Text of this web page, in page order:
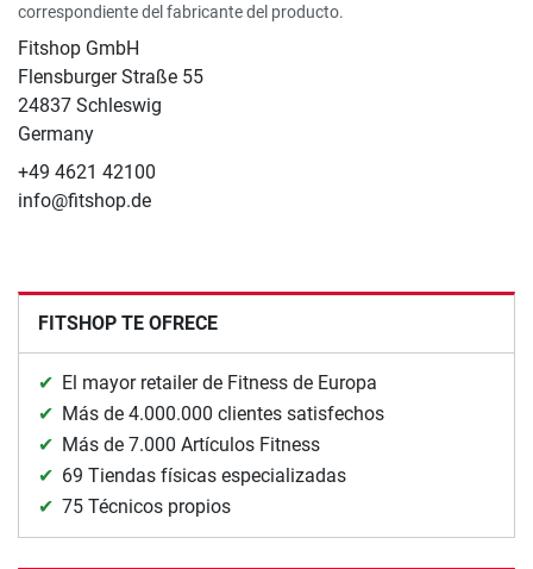
correspondiente del fabricante del producto.
Fitshop GmbH
Flensburger Straße 55
24837 Schleswig
Germany
+49 4621 42100
info@fitshop.de
FITSHOP TE OFRECE
El mayor retailer de Fitness de Europa
Más de 4.000.000 clientes satisfechos
Más de 7.000 Artículos Fitness
69 Tiendas físicas especializadas
75 Técnicos propios